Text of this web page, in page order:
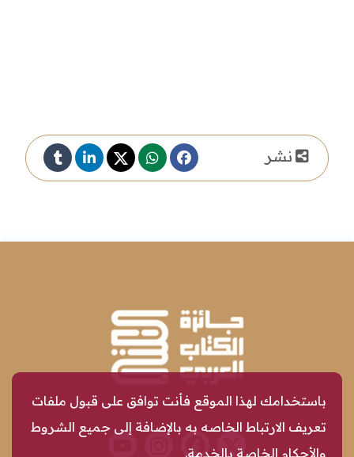
نشر
باستخدامك لهذا الموقع فأنت توافق على قبول ملفات
تعريف الارتباط الخاصه به بالإضافة إلى جميع الشروط
والأحكام الخاصة بالخدمة.